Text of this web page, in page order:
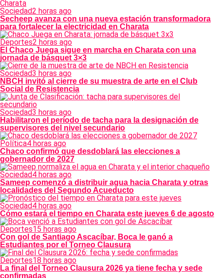
Sociedad2 horas ago
Secheep avanza con una nueva estación transformadora
para fortalecer la electricidad en Charata
Deportes2 horas ago
El Chaco Juega sigue en marcha en Charata con una
jornada de básquet 3×3
Sociedad3 horas ago
NBCH invitó al cierre de su muestra de arte en el Club
Social de Resistencia
Sociedad3 horas ago
Habilitaron el período de tacha para la designación de
supervisores del nivel secundario
Política4 horas ago
Chaco confirmó que desdoblará las elecciones a
gobernador de 2027
Sociedad4 horas ago
Sameep comenzó a distribuir agua hacia Charata y otras
localidades del Segundo Acueducto
Sociedad4 horas ago
Cómo estará el tiempo en Charata este jueves 6 de agosto
Deportes15 horas ago
Con gol de Santiago Ascacíbar, Boca le ganó a
Estudiantes por el Torneo Clausura
Deportes18 horas ago
La final del Torneo Clausura 2026 ya tiene fecha y sede
confirmadas